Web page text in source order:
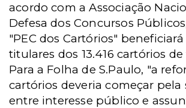
acordo com a Associação
Defesa dos Concursos
"PEC dos Cartórios" beneficiará
titulares dos 13.416 cartórios
Para a Folha de S.Paulo, "a
cartórios deveria começar pela
entre interesse público e